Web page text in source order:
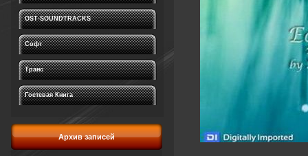
OST-SOUNDTRACKS
Софт
Транс
Гостевая Книга
Архив записей